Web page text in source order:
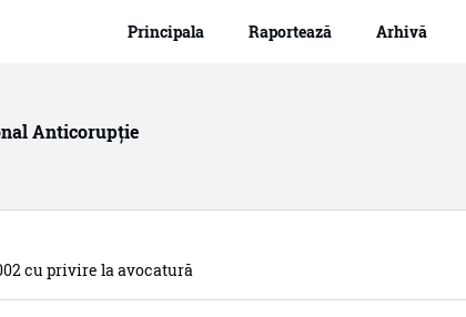
la
Navigare principală
Principala Raportează Arhivă
Anticorupție
cu privire la avocatură